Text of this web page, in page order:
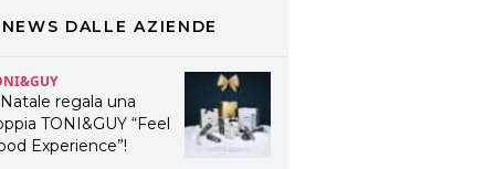
NEWS DALLE AZIENDE
Experience”!
lancia la sua
ed eco-
linea di
professionali